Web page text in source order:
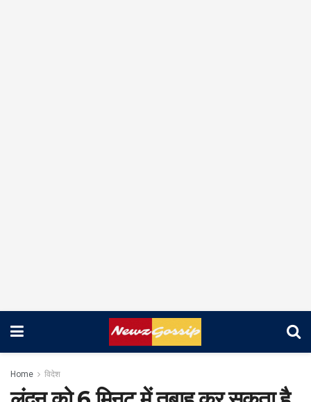
Home विदेश